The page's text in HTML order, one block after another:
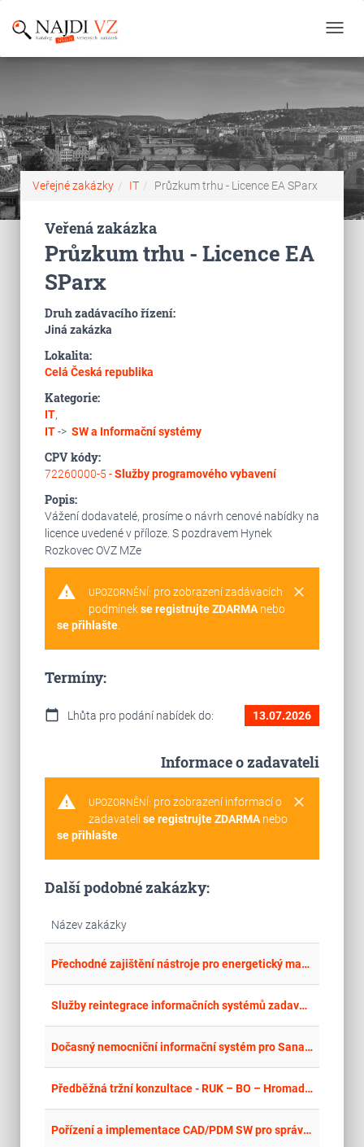
Veřejné zakázky IT Průzkum trhu - Licence EA SParx
Veřená zakázka
Průzkum trhu - Licence EA
SParx
Druh zadávacího řízení:
Jiná zakázka
Lokalita:
Celá Česká republika
Kategorie:
IT,
IT-> SW a Informační systémy
CPV kódy:
72260000-5 -Služby programového vybavení
Popis:
Vážení dodavatelé, prosíme o návrh cenové nabídky na
licence uvedené v příloze. S pozdravem Hynek
Rozkovec OVZ MZe
warning clear
UPOZORNĚNÍ: pro zobrazení zadávacích
podmínekse registrujte ZDARMAnebo
se přihlašte.
Termíny:
calendar_today Lhůta pro podání nabídek do: 13.07.2026
Informace o zadavateli
warning clear
UPOZORNĚNÍ: pro zobrazení informací o
zadavateli se registrujte ZDARMAnebo
se přihlašte.
Další podobné zakázky:
Název zakázky
Přechodné zajištění nástroje pro energetický management a databázovou službu pro příspěvkové organizace Hlavního města Prahy
Služby reintegrace informačních systémů zadavatele
Dočasný nemocniční informační systém pro Sanatorium Pálava
Předběžná tržní konzultace - RUK – BO – Hromadný svolávací a informační systém
Pořízení a implementace CAD/PDM SW pro správu a tvorbu technické dokumentace a výrobních dat